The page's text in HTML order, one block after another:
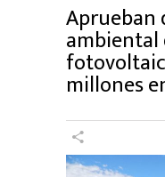
Aprueban
ambiental
millones